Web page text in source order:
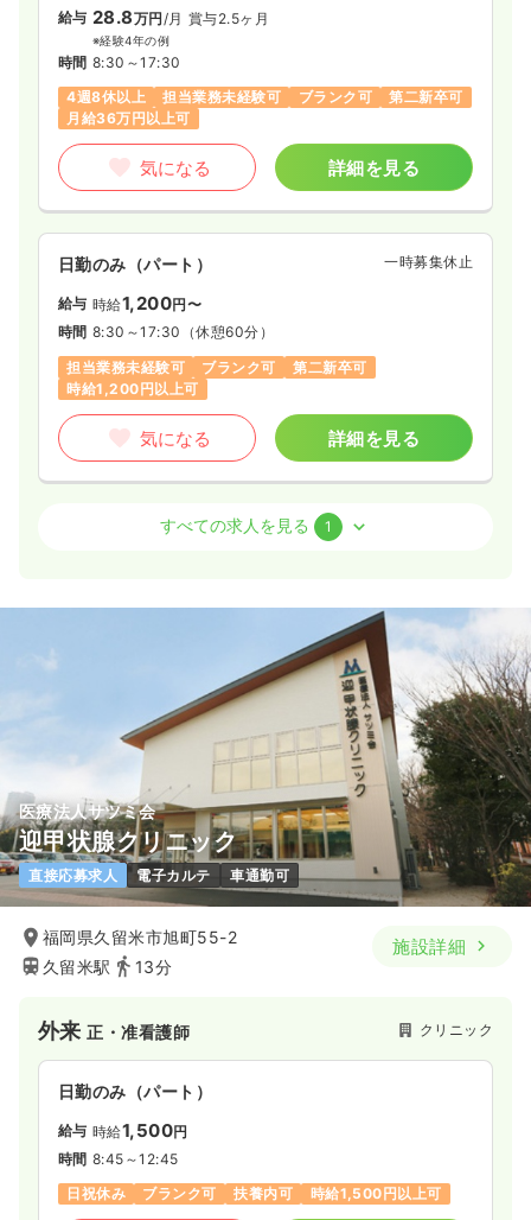
給与 28.8万円 /月 賞与2.5ヶ月
※経験4年の例
時間 8:30～17:30
4週8休以上
担当業務未経験可 ブランク可
第二新卒可
月給36万円以上可
気になる 詳細を見る
日勤のみ（パート） 一時募集休止
給与 時給1,200円〜
時間 8:30～17:30 （休憩60分）
担当業務未経験可
ブランク可
第二新卒可
時給1,200円以上可
気になる 詳細を見る
月給33万円以上可
気になる 詳細を見る
すべての求人を見る 1
医療法人サツミ会
迎甲状腺クリニック
直接応募求人 電子カルテ 車通勤可
福岡県久留米市旭町55-2
久留米駅
13分
施設詳細
外来正・准看護師 クリニック
日勤のみ（パート）
給与 時給1,500円
時間 8:45～12:45
日祝休み
ブランク可 扶養内可 時給1,500円以上可